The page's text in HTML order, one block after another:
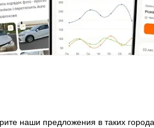
наши предложения в таких